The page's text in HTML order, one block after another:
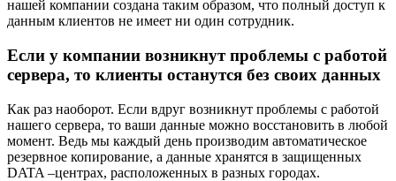
нашей компании создана таким образом, что полный доступ к
данным клиентов не имеет ни один сотрудник.
Если у компании возникнут проблемы с работой
сервера, то клиенты останутся без своих данных
Как раз наоборот. Если вдруг возникнут проблемы с работой
нашего сервера, то ваши данные можно восстановить в любой
момент. Ведь мы каждый день производим автоматическое
резервное копирование, а данные хранятся в защищенных
DATA –центрах, расположенных в разных городах.